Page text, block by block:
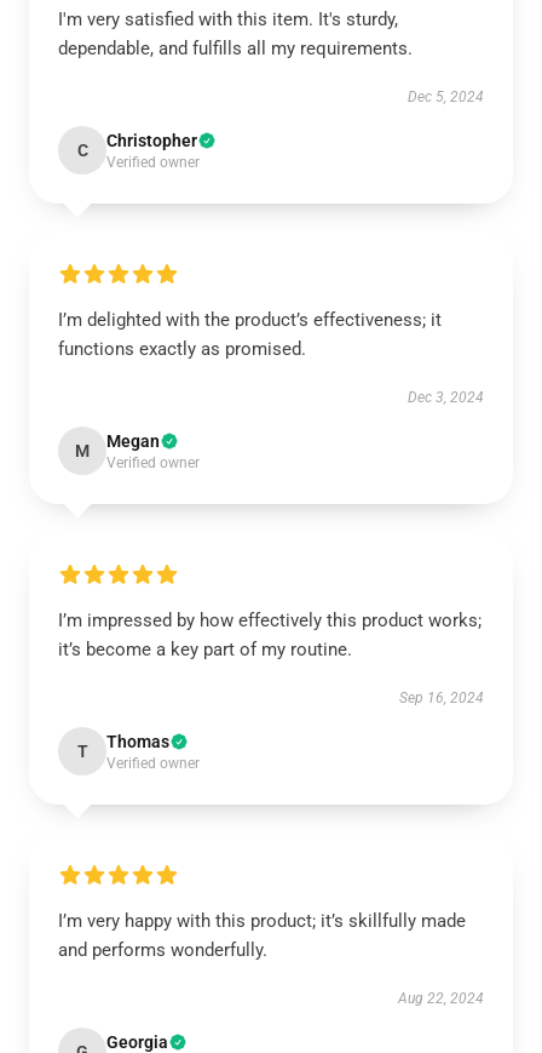
I'm very satisfied with this item. It's sturdy,
dependable, and fulfills all my requirements.
Dec 5, 2024
C Christopher
Verified owner
I’m delighted with the product’s effectiveness; it
functions exactly as promised.
Dec 3, 2024
M Megan
Verified owner
I’m impressed by how effectively this product works;
it’s become a key part of my routine.
Sep 16, 2024
T Thomas
Verified owner
I’m very happy with this product; it’s skillfully made
and performs wonderfully.
Aug 22, 2024
Georgia